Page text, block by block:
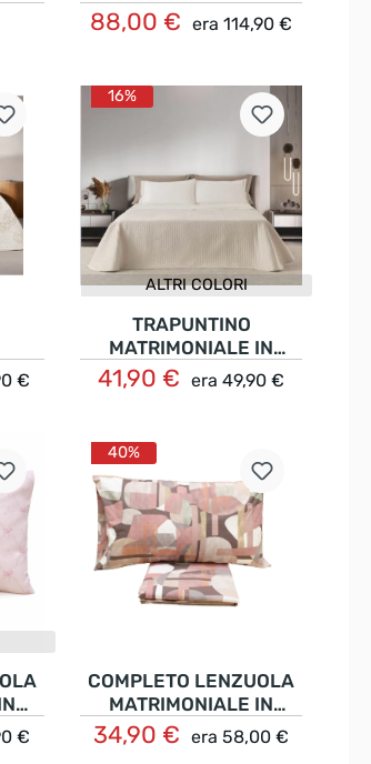
PERCALLE FANTASIA
FLOREALE MELIKA
88,00 € era114,90 €
Dettagli
€
ALTRI COLORI
16%
TRAPUNTINO
MATRIMONIALE IN
VELLUTO TINTA UNITA
EXAGON
41,90 € era49,90 €
Dettagli
€
40%
COMPLETO LENZUOLA
MATRIMONIALE IN
PERCALLE DI COTONE
FANTASIA GEOMETRICA
34,90 € era58,00 €
Nel carrello